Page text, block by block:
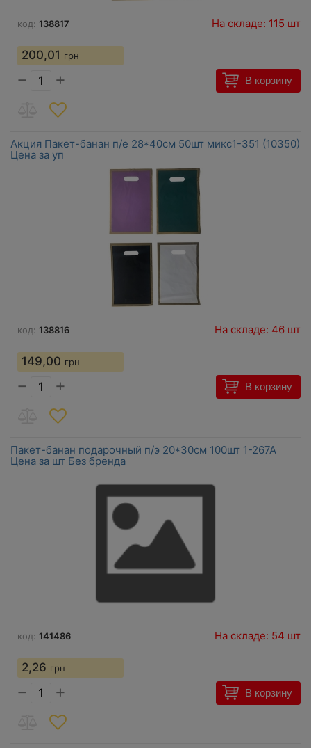
код: 138817 На складе: 115 шт
200,01 грн
− + В корзину
Акция Пакет-банан п/е 28*40см 50шт микс1-351 (10350)
Цена за уп
код: 138816 На складе: 46 шт
149,00 грн
− + В корзину
Пакет-банан подарочный п/э 20*30см 100шт 1-267А
Цена за шт Без бренда
код: 141486 На складе: 54 шт
2,26 грн
− + В корзину